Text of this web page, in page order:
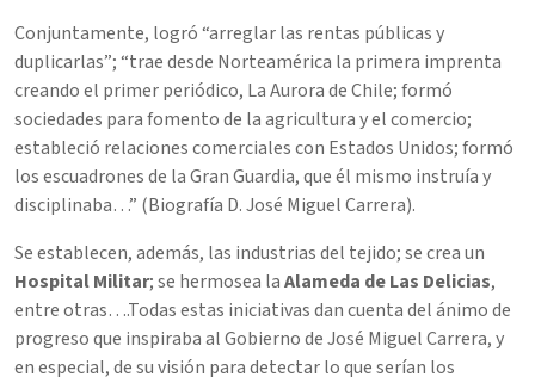
Conjuntamente, logró “arreglar las rentas públicas y
duplicarlas”; “trae desde Norteamérica la primera imprenta
creando el primer periódico, La Aurora de Chile; formó
sociedades para fomento de la agricultura y el comercio;
estableció relaciones comerciales con Estados Unidos; formó
los escuadrones de la Gran Guardia, que él mismo instruía y
disciplinaba…” (Biografía D. José Miguel Carrera).
Se establecen, además, las industrias del tejido; se crea un
Hospital Militar; se hermosea laAlameda de Las Delicias,
entre otras….Todas estas iniciativas dan cuenta del ánimo de
progreso que inspiraba al Gobierno de José Miguel Carrera, y
en especial, de su visión para detectar lo que serían los